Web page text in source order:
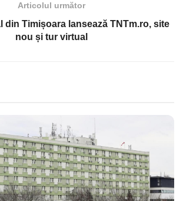
Articolul următor
din Timișoara lansează TNTm.ro, site
nou și tur virtual